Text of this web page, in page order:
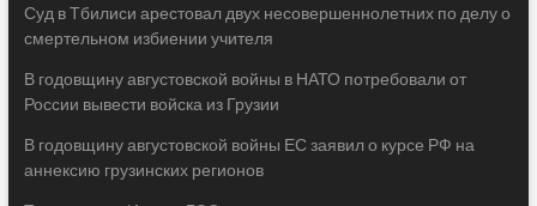
Суд в Тбилиси арестовал двух несовершеннолетних по делу о
смертельном избиении учителя
В годовщину августовской войны в НАТО потребовали от
России вывести войска из Грузии
В годовщину августовской войны ЕС заявил о курсе РФ на
аннексию грузинских регионов